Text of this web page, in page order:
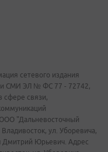
сетевого издания
СМИ ЭЛ № ФС 77 - 72742,
сфере связи,
"Дальневосточный
ул. Уборевича,
Дмитрий Юрьевич. Адрес